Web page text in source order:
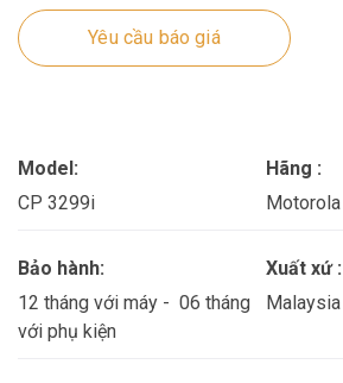
Yêu cầu báo giá
Model:
CP 3299i
Hãng :
Motorola
Bảo hành:
12 tháng với máy - 06 tháng
với phụ kiện
Xuất xứ :
Malaysia